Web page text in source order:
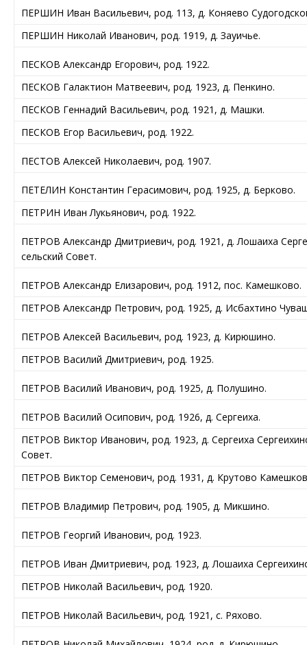
ПЕРШИН Иван Васильевич, род. 113, д. Коняево
ПЕРШИН Николай Иванович, род. 1919, д. Зауичье.
ПЕСКОВ Александр Егорович, род. 1922.
ПЕСКОВ Галактион Матвеевич, род. 1923, д. Пенкино.
ПЕСКОВ Геннадий Васильевич, род. 1921, д. Машки.
ПЕСКОВ Егор Васильевич, род. 1922.
ПЕСТОВ Алексей Николаевич, род. 1907.
ПЕТЕЛИН Константин Герасимович, род. 1925, д. Берково.
ПЕТРИН Иван Лукьянович, род. 1922.
ПЕТРОВ Александр Дмитриевич, род. 1921, д. Лошаиха
сельский Совет.
ПЕТРОВ Александр Елизарович, род. 1912, пос. Камешково.
ПЕТРОВ Александр Петрович, род. 1925, д. Исбахтино
ПЕТРОВ Алексей Васильевич, род. 1923, д. Кирюшино.
ПЕТРОВ Василий Дмитриевич, род. 1925.
ПЕТРОВ Василий Иванович, род. 1925, д. Полушино.
ПЕТРОВ Василий Осипович, род. 1926, д. Сергеиха.
ПЕТРОВ Виктор Иванович, род. 1923, д. Сергеиха
Совет.
ПЕТРОВ Виктор Семенович, род. 1931, д. Крутово
ПЕТРОВ Владимир Петрович, род. 1905, д. Микшино.
ПЕТРОВ Георгий Иванович, род. 1923.
ПЕТРОВ Иван Дмитриевич, род. 1923, д. Лошаиха
ПЕТРОВ Николай Васильевич, род. 1920.
ПЕТРОВ Николай Васильевич, род. 1921, с. Ряхово.